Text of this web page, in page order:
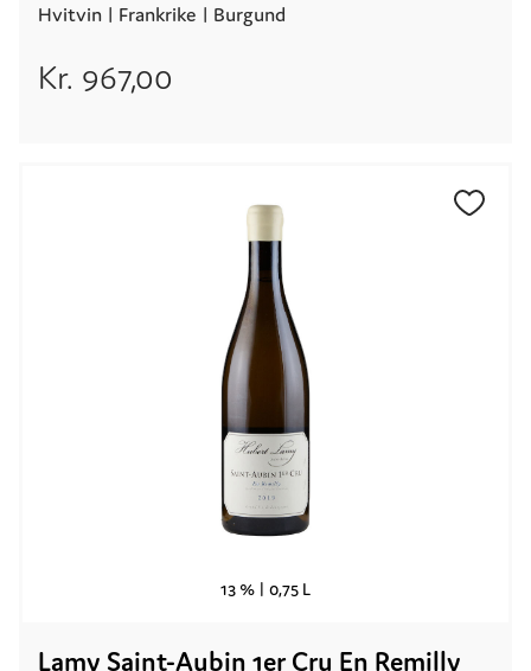
Hvitvin | Frankrike | Burgund
Kr. 967,00
13 % | 0,75 L
Lamy Saint-Aubin 1er Cru En Remilly